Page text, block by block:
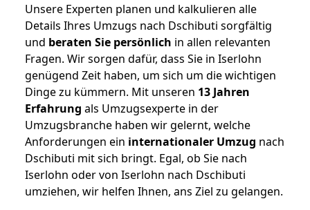
Unsere Experten planen und kalkulieren alle
Details Ihres Umzugs nach Dschibuti sorgfältig
und beraten Sie persönlich in allen relevanten
Fragen. Wir sorgen dafür, dass Sie in Iserlohn
genügend Zeit haben, um sich um die wichtigen
Dinge zu kümmern. Mit unseren 13 Jahren
Erfahrung als Umzugsexperte in der
Umzugsbranche haben wir gelernt, welche
Anforderungen ein internationaler Umzug nach
Dschibuti mit sich bringt. Egal, ob Sie nach
Iserlohn oder von Iserlohn nach Dschibuti
umziehen, wir helfen Ihnen, ans Ziel zu gelangen.